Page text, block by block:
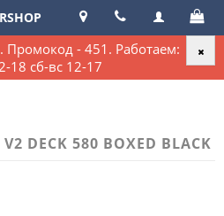
Промокод - 451. Работаем:
18 сб-вс 12-17
DECK 580 BOXED BLACK